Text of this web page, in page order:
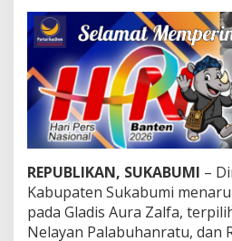
m
o
s
i
W
i
s
a
t
K
a
b
u
p
REPUBLIKAN, SUKABUMI –
Kabupaten Sukabumi
pada Gladis Aura Zalfa,
Nelayan Palabuhanratu, dan